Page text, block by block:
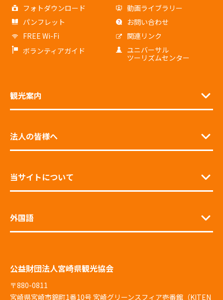
フォトダウンロード
動画ライブラリー
パンフレット
お問い合わせ
FREE Wi-Fi
関連リンク
ボランティアガイド
ユニバーサル
ツーリズムセンター
観光案内
法人の皆様へ
当サイトについて
外国語
公益財団法人宮崎県観光協会
〒880-0811
宮崎県宮崎市錦町1番10号 宮崎グリーンスフィア壱番館（KITEN